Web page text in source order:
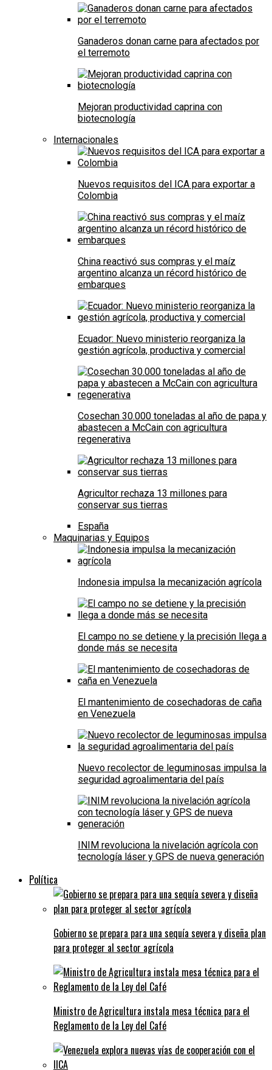
Ganaderos donan carne para afectados por
el terremoto
Mejoran productividad caprina con
biotecnología
Internacionales
Nuevos requisitos del ICA para exportar a
Colombia
China reactivó sus compras y el maíz
argentino alcanza un récord histórico de
embarques
Ecuador: Nuevo ministerio reorganiza la
gestión agrícola, productiva y comercial
Cosechan 30.000 toneladas al año de papa y
abastecen a McCain con agricultura
regenerativa
Agricultor rechaza 13 millones para
conservar sus tierras
España
Maquinarias y Equipos
Indonesia impulsa la mecanización agrícola
El campo no se detiene y la precisión llega a
donde más se necesita
El mantenimiento de cosechadoras de caña
en Venezuela
Nuevo recolector de leguminosas impulsa la
seguridad agroalimentaria del país
INIM revoluciona la nivelación agrícola con
tecnología láser y GPS de nueva generación
Política
Gobierno se prepara para una sequía severa y diseña plan
para proteger al sector agrícola
Ministro de Agricultura instala mesa técnica para el
Reglamento de la Ley del Café